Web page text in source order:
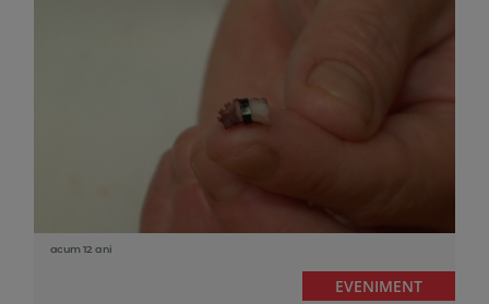
acum 12 ani
EVENIMENT